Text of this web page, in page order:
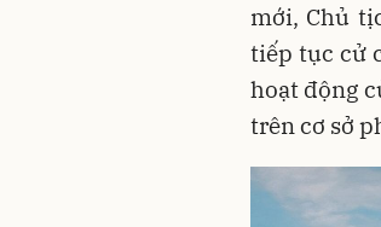
mới, Chủ
tiếp tục cử
hoạt động
trên cơ sở